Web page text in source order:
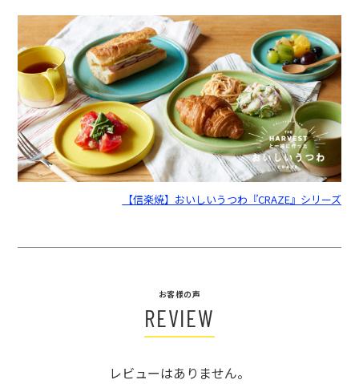
【信楽焼】おいしいうつわ『CRAZE』シリーズ
お客様の声
REVIEW
レビューはありません。